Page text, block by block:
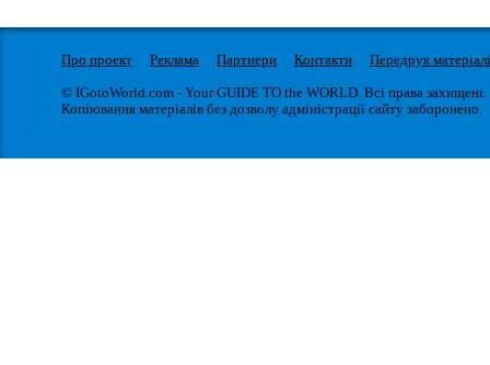
Про проект Реклама Партнери Контакти
Передрук
© IGotoWorld.com - Your GUIDE TO the WORLD. Всі права захищені.
Копіювання матеріалів без дозволу адміністрації сайту заборонено.